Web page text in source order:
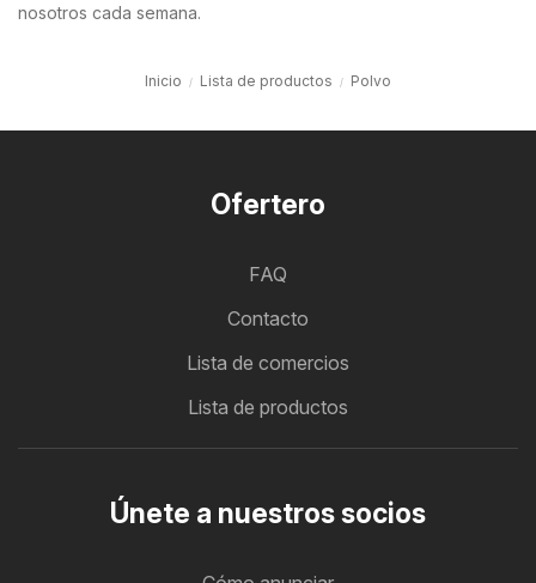
nosotros cada semana.
Inicio Lista de productos Polvo
Ofertero
FAQ
Contacto
Lista de comercios
Lista de productos
Únete a nuestros socios